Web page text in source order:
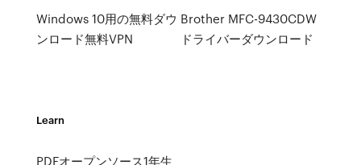
Windows 10用の無料ダウ
ンロード無料VPN
Brother MFC-9430CDW
ドライバーダウンロード
Learn
PDFオープンソース1年生